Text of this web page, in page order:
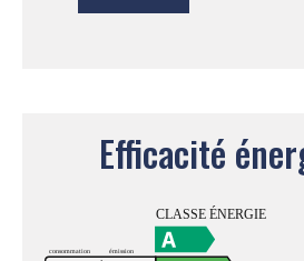
Efficacité